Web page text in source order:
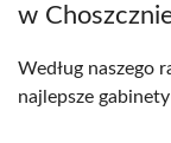
w
Według naszego
najlepsze